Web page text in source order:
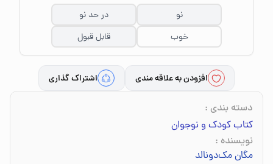
نو
در حد نو
خوب
قابل قبول
افزودن به علاقه مندی اشتراک گذاری
دسته بندی :
کتاب کودک و نوجوان
نویسنده :
مگان مک‌دونالد